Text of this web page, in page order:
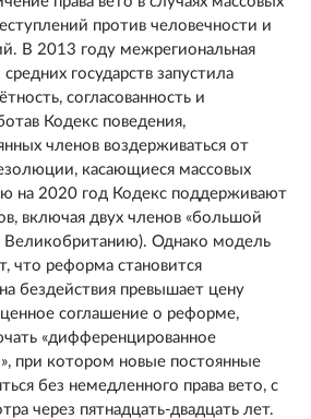
против человечности и
В 2013 году межрегиональная
государств запустила
согласованность и
Кодекс поведения,
членов воздерживаться от
касающиеся массовых
на 2020 год Кодекс поддерживают
включая двух членов «большой
Великобританию). Однако модель
что реформа становится
бездействия превышает цену
соглашение о реформе,
«дифференцированное
при котором новые постоянные
без немедленного права вето, с
через пятнадцать-двадцать лет.